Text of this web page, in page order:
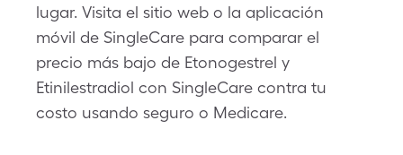
lugar. Visita el sitio web o la aplicación
móvil de SingleCare para comparar el
precio más bajo de Etonogestrel y
Etinilestradiol con SingleCare contra tu
costo usando seguro o Medicare.